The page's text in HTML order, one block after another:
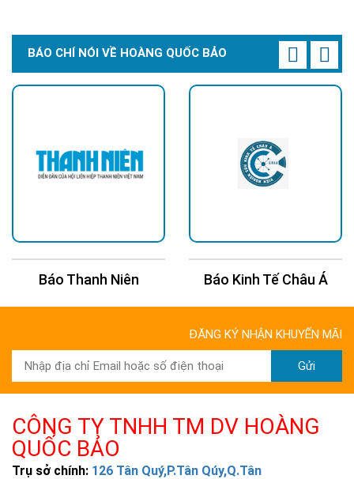
BÁO CHÍ NÓI VỀ HOÀNG QUỐC BẢO
Báo Thanh Niên Báo Kinh Tế Châu Á
ĐĂNG KÝ NHẬN KHUYẾN MÃI
Gửi
CÔNG TY TNHH TM DV HOÀNG
QUỐC BẢO
Trụ sở chính: 126 Tân Quý,P.Tân Qúy,Q.Tân